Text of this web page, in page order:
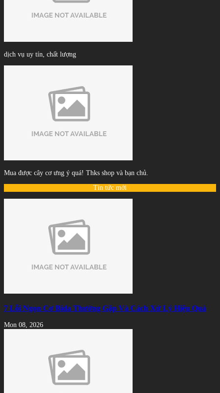
dịch vụ uy tín, chất lượng
Mua được cây cơ ưng ý quá! Thks shop và bạn chủ.
Tin tức mới
7 Lỗi Ngọn Cơ Bida Thường Gặp Và Cách Xử Lý Hiệu Quả
Mon 08, 2026